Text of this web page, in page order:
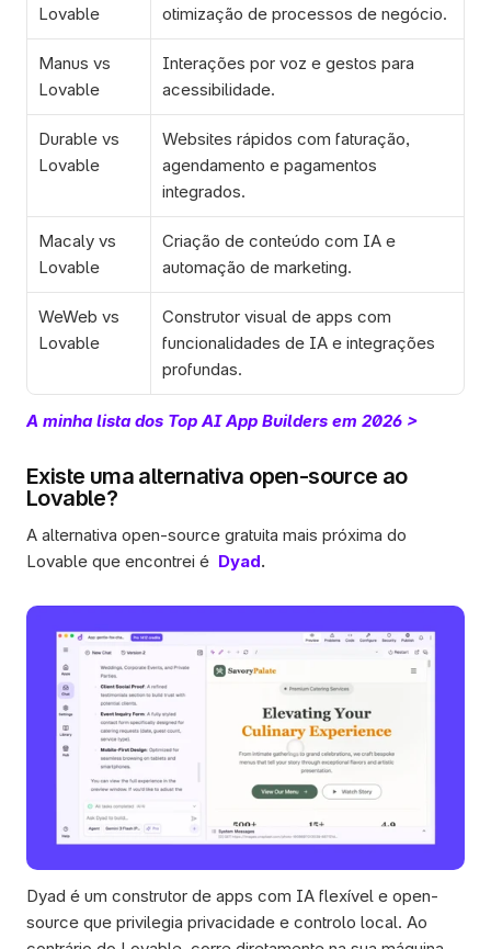
Lovable
otimização de processos de negócio.
Manus vs
Lovable
Interações por voz e gestos para
acessibilidade.
Durable vs
Lovable
Websites rápidos com faturação,
agendamento e pagamentos
integrados.
Macaly vs
Lovable
Criação de conteúdo com IA e
automação de marketing.
WeWeb vs
Lovable
Construtor visual de apps com
funcionalidades de IA e integrações
profundas.
A minha lista dos Top AI App Builders em 2026 >
Existe uma alternativa open-source ao
Lovable?
A alternativa open-source gratuita mais próxima do
Lovable que encontrei é Dyad.
Dyad é um construtor de apps com IA flexível e open-
source que privilegia privacidade e controlo local. Ao